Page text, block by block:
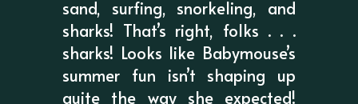
sand, surfing, snorkeling, and
sharks! That’s right, folks . . .
sharks! Looks like Babymouse’s
summer fun isn’t shaping up
quite the way she expected!